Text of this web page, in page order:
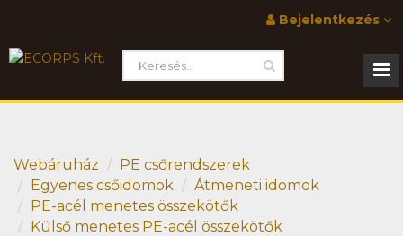
Bejelentkezés
Webáruház
PE csőrendszerek
Egyenes csőidomok
Átmeneti idomok
PE-acél menetes összekötők
Külső menetes PE-acél összekötők